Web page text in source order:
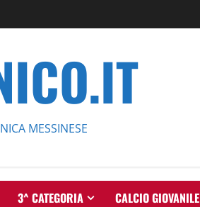
MESSINESE
3^ CATEGORIA CALCIO GIOVANILE